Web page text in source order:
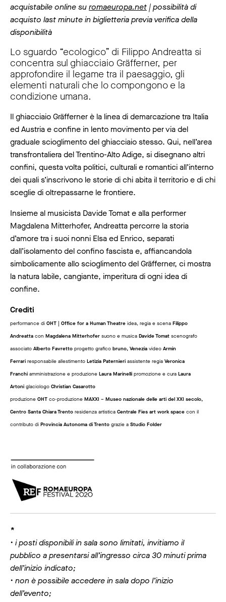
acquistabile online suromaeuropa.net | possibilità di
acquisto last minute in biglietteria previa verifica della
disponibilità
Lo sguardo “ecologico” di Filippo Andreatta si
concentra sul ghiacciaio Gräfferner, per
approfondire il legame tra il paesaggio, gli
elementi naturali che lo compongono e la
condizione umana.
Il ghiacciaio Gräfferner è la linea di demarcazione tra Italia
ed Austria e confine in lento movimento per via del
graduale scioglimento del ghiacciaio stesso. Qui, nell’area
transfrontaliera del Trentino-Alto Adige, si disegnano altri
confini, questa volta politici, culturali e romantici all’interno
dei quali s’inscrivono le storie di chi abita il territorio e di chi
sceglie di oltrepassarne le frontiere.
Insieme al musicista Davide Tomat e alla performer
Magdalena Mitterhofer, Andreatta percorre la storia
d’amore tra i suoi nonni Elsa ed Enrico, separati
dall’isolamento del confino fascista e, affiancandola
simbolicamente allo scioglimento del Gräfferner, ci mostra
la natura labile, cangiante, imperitura di ogni idea di
confine.
Crediti
performance di OHT | Office for a Human Theatre idea, regia e scena Filippo
Andreatta con Magdalena Mitterhofer suono e musica Davide Tomat scenografo
associato Alberto Favretto progetto grafico bruno, Venezia video Armin
Ferrari responsabile allestimento Letizia Paternieri assistente regia Veronica
Franchi amministrazione e produzione Laura Marinelli promozione e cura Laura
Artoni glaciologo Christian Casarotto
produzione OHT co-produzione MAXXI – Museo nazionale delle arti del XXI secolo,
Centro Santa Chiara Trento residenza artistica Centrale Fies art work space con il
contributo di Provincia Autonoma di Trento grazie a Studio Folder
*
• i posti disponibili in sala sono limitati, invitiamo il
pubblico a presentarsi all’ingresso circa 30 minuti prima
dell’inizio indicato;
• non è possibile accedere in sala dopo l’inizio
dell’evento;